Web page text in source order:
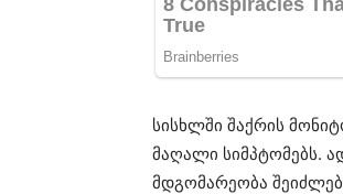
სისხლში შაქრის
მაღალი სიმპტომებს.
მდგომარეობა